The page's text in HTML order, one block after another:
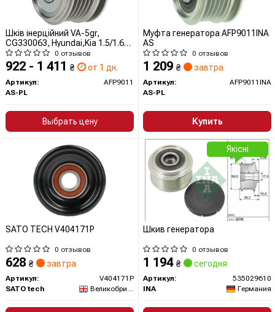
Шкiв iнерцiйний VA-5gr,
CG330063, Hyundai,Kia 1.5/1.6
CRDi
0 отзывов
922 - 1 411 ₴ от 1 дн.
Артикул:
AFP9011
AS-PL
Выбрать цену
Муфта генератора AFP9011INA
AS
0 отзывов
1 209 ₴ завтра
Артикул:
AFP9011INA
AS-PL
Купить
SATO TECH V404171P
0 отзывов
628 ₴ завтра
Артикул:
V404171P
SATO tech
Великобритания
Шкив генератора
0 отзывов
1 194 ₴ сегодня
Артикул:
535029610
INA
Германия
Якісні